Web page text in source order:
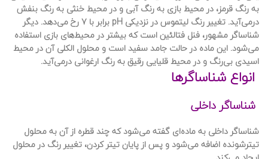
به رنگ قرمز، در محیط بازی به رنگ آبی و در محیط خنثی به رنگ بنفش
درمی‌آید. تغییر رنگ لیتموس در نزدیکی pH برابر با 7 رخ می‌دهد. دیگر
شناساگر مشهور، فنل فتالئین است که بیشتر در محیط‌های بازی استفاده
می‌شود. این ماده در حالت جامد سفید است و محلول الکلی آن در محیط
اسیدی بی‌رنگ و در محیط قلیایی رقیق به رنگ ارغوانی درمی‌آید.
انواع شناساگرها
شناساگر داخلی
شناساگر داخلی به ماده‌ای گفته می‌شود که چند قطره از آن به محلول
تیترشونده اضافه می‌شود و پس از پایان تیتر کردن، تغییر رنگ در محلول